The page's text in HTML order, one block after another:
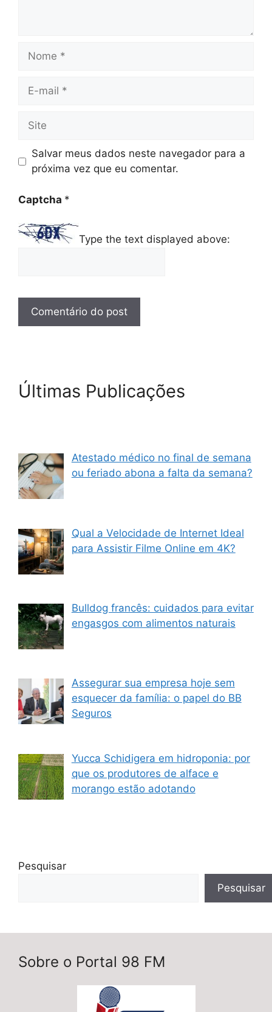
Nome
Site
Salvar meus dados neste navegador para a
próxima vez que eu comentar.
Captcha *
Type the text displayed above:
Últimas Publicações
Atestado médico no final de semana
ou feriado abona a falta da semana?
Qual a Velocidade de Internet Ideal
para Assistir Filme Online em 4K?
Bulldog francês: cuidados para evitar
engasgos com alimentos naturais
Assegurar sua empresa hoje sem
esquecer da família: o papel do BB
Seguros
Yucca Schidigera em hidroponia: por
que os produtores de alface e
morango estão adotando
Pesquisar
Pesquisar
Sobre o Portal 98 FM